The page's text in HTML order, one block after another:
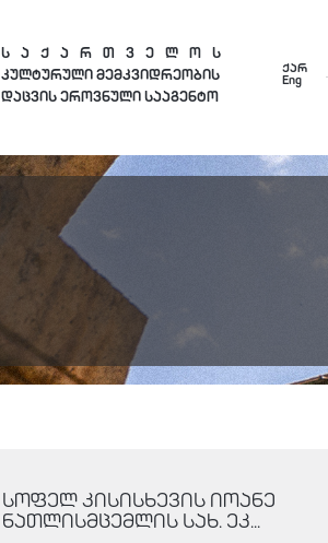
საქართველოს
კულტურული მემკვიდრეობის
დაცვის ეროვნული სააგენტო
ქარ
Eng
სოფელ კისისხევის იოანე
ნათლისმცემლის სახ. ეკ...